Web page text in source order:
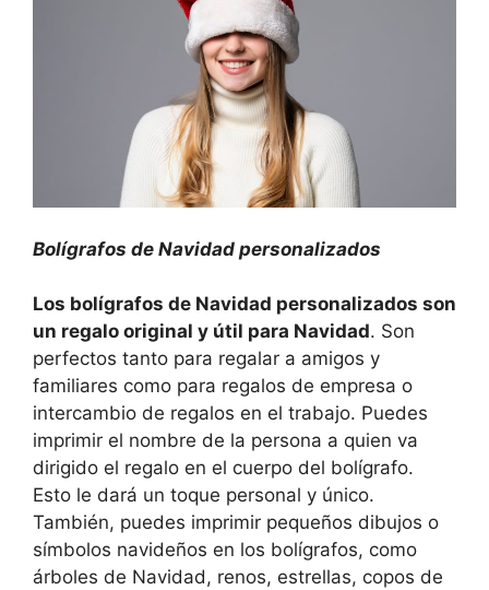
Bolígrafos de Navidad personalizados
Los bolígrafos de Navidad personalizados son
un regalo original y útil para Navidad. Son
perfectos tanto para regalar a amigos y
familiares como para regalos de empresa o
intercambio de regalos en el trabajo. Puedes
imprimir el nombre de la persona a quien va
dirigido el regalo en el cuerpo del bolígrafo.
Esto le dará un toque personal y único.
También, puedes imprimir pequeños dibujos o
símbolos navideños en los bolígrafos, como
árboles de Navidad, renos, estrellas, copos de